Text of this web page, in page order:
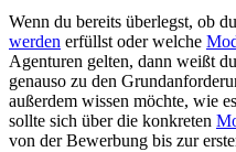
Wenn du bereits überlegst, ob
werden erfüllst oder welche
Agenturen gelten, dann weißt
genauso zu den
außerdem wissen möchte, wie
sollte sich über die konkreten
von der Bewerbung bis zur